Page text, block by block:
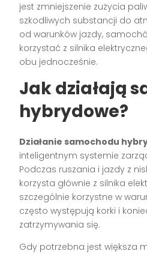
jest zmniejszenie zużycia
szkodliwych substancji do
od warunków jazdy,
korzystać z silnika
obu jednocześnie.
Jak działają
hybrydowe?
Działanie samochodu
inteligentnym systemie
Podczas ruszania i jazdy z
korzysta głównie z silnika
szczególnie korzystne w
często występują korki i
zatrzymywania się.
Gdy potrzebna jest większa